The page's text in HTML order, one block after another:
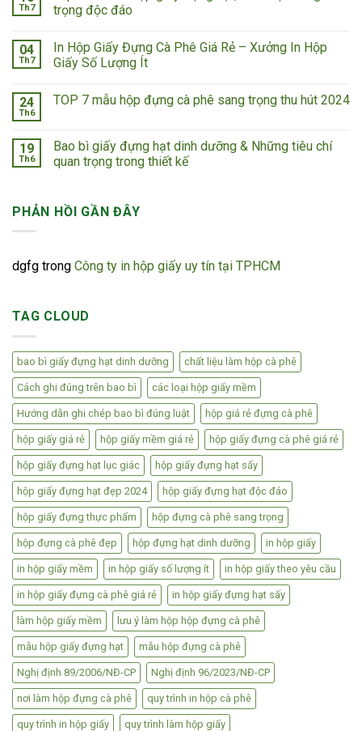
Th7
trọng độc đáo
04
Th7
In Hộp Giấy Đựng Cà Phê Giá Rẻ – Xưởng In Hộp
Giấy Số Lượng Ít
24
Th6
TOP 7 mẫu hộp đựng cà phê sang trọng thu hút 2024
19
Th6
Bao bì giấy đựng hạt dinh dưỡng & Những tiêu chí
quan trọng trong thiết kế
PHẢN HỒI GẦN ĐÂY
dgfg trong Công ty in hộp giấy uy tín tại TPHCM
TAG CLOUD
bao bì giấy đựng hạt dinh dưỡng chất liệu làm hộp cà phê
Cách ghi đúng trên bao bì các loại hộp giấy mềm
Hướng dẫn ghi chép bao bì đúng luật hộp giá rẻ đựng cà phê
hộp giấy giá rẻ hộp giấy mềm giá rẻ hộp giấy đựng cà phê giá rẻ
hộp giấy đựng hạt lục giác hộp giấy đựng hạt sấy
hộp giấy đựng hạt đẹp 2024 hộp giấy đựng hạt độc đáo
hộp giấy đựng thực phẩm hộp đựng cà phê sang trọng
hộp đựng cà phê đẹp hộp đựng hạt dinh dưỡng in hộp giấy
in hộp giấy mềm in hộp giấy số lượng ít in hộp giấy theo yêu cầu
in hộp giấy đựng cà phê giá rẻ in hộp giấy đựng hạt sấy
làm hộp giấy mềm lưu ý làm hộp hộp đựng cà phê
mẫu hộp giấy đựng hạt mẫu hộp đựng cà phê
Nghị định 89/2006/NĐ-CP Nghị định 96/2023/NĐ-CP
nơi làm hộp đựng cà phê quy trình in hộp cà phê
quy trình in hộp giấy quy trình làm hộp giấy